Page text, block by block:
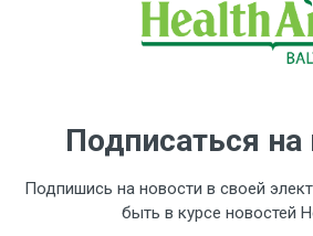
Экстракт черники
7,5 mg / *
Подписаться на
Подпишись на новости в своей
быть в курсе новостей